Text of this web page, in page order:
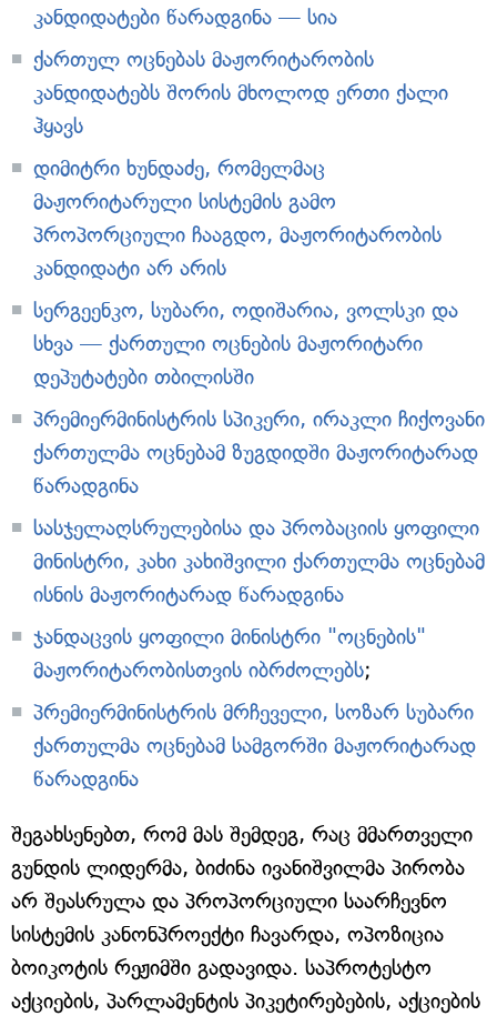
კანდიდატები წარადგინა — სია
ქართულ ოცნებას მაჟორიტარობის
კანდიდატებს შორის მხოლოდ ერთი ქალი
ჰყავს
დიმიტრი ხუნდაძე, რომელმაც
მაჟორიტარული სისტემის გამო
პროპორციული ჩააგდო, მაჟორიტარობის
კანდიდატი არ არის
სერგეენკო, სუბარი, ოდიშარია, ვოლსკი და
სხვა — ქართული ოცნების მაჟორიტარი
დეპუტატები თბილისში
პრემიერმინისტრის სპიკერი, ირაკლი ჩიქოვანი
ქართულმა ოცნებამ ზუგდიდში მაჟორიტარად
წარადგინა
სასჯელაღსრულებისა და პრობაციის ყოფილი
მინისტრი, კახი კახიშვილი ქართულმა ოცნებამ
ისნის მაჟორიტარად წარადგინა
ჯანდაცვის ყოფილი მინისტრი "ოცნების"
მაჟორიტარობისთვის იბრძოლებს;
პრემიერმინისტრის მრჩეველი, სოზარ სუბარი
ქართულმა ოცნებამ სამგორში მაჟორიტარად
წარადგინა
შეგახსენებთ, რომ მას შემდეგ, რაც მმართველი
გუნდის ლიდერმა, ბიძინა ივანიშვილმა პირობა
არ შეასრულა და პროპორციული საარჩევნო
სისტემის კანონპროექტი ჩავარდა, ოპოზიცია
ბოიკოტის რეჟიმში გადავიდა. საპროტესტო
აქციების, პარლამენტის პიკეტირებების, აქციების